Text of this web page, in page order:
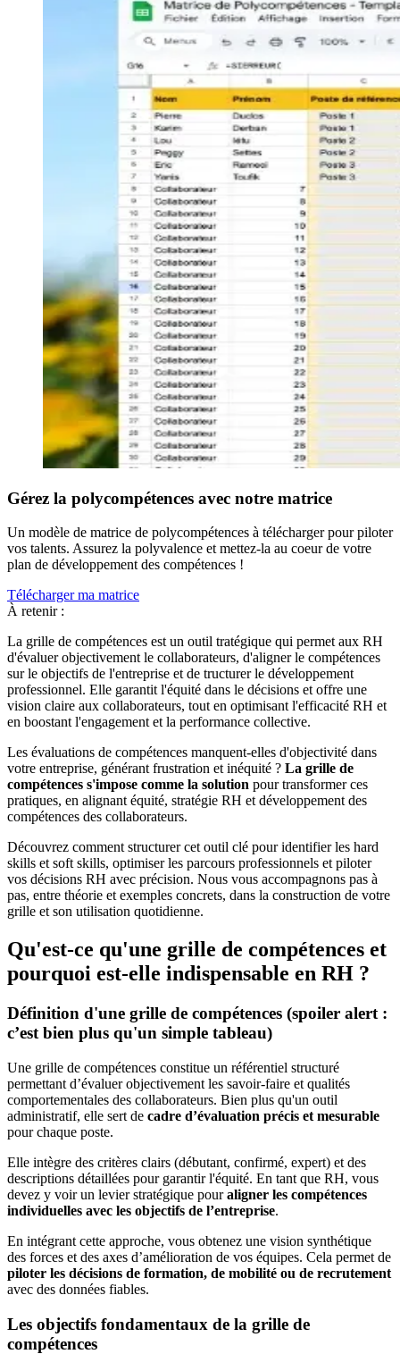
Gérez la polycompétences avec notre matrice
Un modèle de matrice de polycompétences à télécharger pour piloter
vos talents. Assurez la polyvalence et mettez-la au coeur de votre
plan de développement des compétences !
Télécharger ma matrice
À retenir :
La grille de compétences est un outil tratégique qui permet aux RH
d'évaluer objectivement le collaborateurs, d'aligner le compétences
sur le objectifs de l'entreprise et de tructurer le développement
professionnel. Elle garantit l'équité dans le décisions et offre une
vision claire aux collaborateurs, tout en optimisant l'efficacité RH et
en boostant l'engagement et la performance collective.
Les évaluations de compétences manquent-elles d'objectivité dans
votre entreprise, générant frustration et inéquité ? La grille de
compétences s'impose comme la solution pour transformer ces
pratiques, en alignant équité, stratégie RH et développement des
compétences des collaborateurs.
Découvrez comment structurer cet outil clé pour identifier les hard
skills et soft skills, optimiser les parcours professionnels et piloter
vos décisions RH avec précision. Nous vous accompagnons pas à
pas, entre théorie et exemples concrets, dans la construction de votre
grille et son utilisation quotidienne.
Qu'est-ce qu'une grille de compétences et
pourquoi est-elle indispensable en RH ?
Définition d'une grille de compétences (spoiler alert :
c’est bien plus qu'un simple tableau)
Une grille de compétences constitue un référentiel structuré
permettant d’évaluer objectivement les savoir-faire et qualités
comportementales des collaborateurs. Bien plus qu'un outil
administratif, elle sert de cadre d’évaluation précis et mesurable
pour chaque poste.
Elle intègre des critères clairs (débutant, confirmé, expert) et des
descriptions détaillées pour garantir l'équité. En tant que RH, vous
devez y voir un levier stratégique pouraligner les compétences
individuelles avec les objectifs de l’entreprise.
En intégrant cette approche, vous obtenez une vision synthétique
des forces et des axes d’amélioration de vos équipes. Cela permet de
piloter les décisions de formation, de mobilité ou de recrutement
avec des données fiables.
Les objectifs fondamentaux de la grille de
compétences